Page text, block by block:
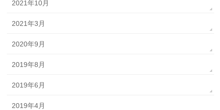
2021年10月
2021年3月
2020年9月
2019年8月
2019年6月
2019年4月